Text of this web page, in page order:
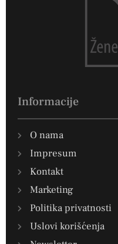
Informacije
O nama
Impresum
Kontakt
Marketing
Politika privatnosti
Uslovi korišćenja